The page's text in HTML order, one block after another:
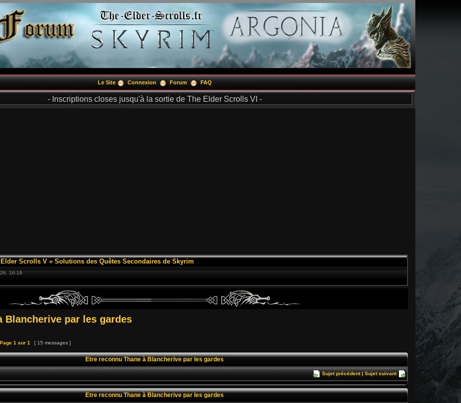
Le Site Connexion Forum FAQ
- Inscriptions closes jusqu'à la sortie de The Elder Scrolls VI -
Scrolls V » Solutions des Quêtes Secondaires de Skyrim
16:19
Blancherive par les gardes
Page 1 sur 1 [ 15 messages ]
Etre reconnu Thane à Blancherive par les gardes
Sujet précédent|Sujet suivant
Etre reconnu Thane à Blancherive par les gardes